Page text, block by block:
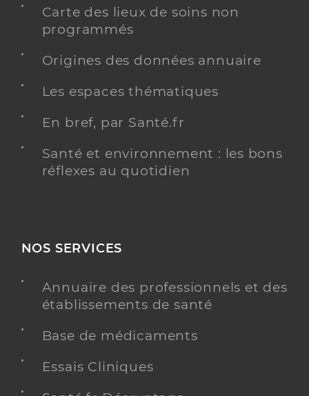
Carte des lieux de soins non
programmés
Origines des données annuaire
Les espaces thématiques
En bref, par Santé.fr
Santé et environnement : les bons
réflexes au quotidien
NOS SERVICES
Annuaire des professionnels et des
établissements de santé
Base de médicaments
Essais Cliniques